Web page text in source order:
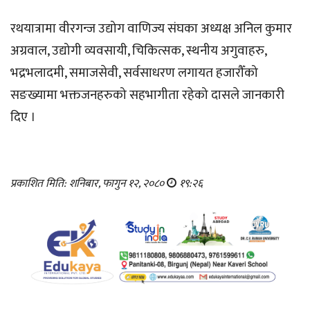
रथयात्रामा वीरगन्ज उद्योग वाणिज्य संघका अध्यक्ष अनिल कुमार
अग्रवाल, उद्योगी व्यवसायी, चिकित्सक, स्थनीय अगुवाहरु,
भद्रभलादमी, समाजसेवी, सर्वसाधरण लगायत हजारौँको
सङख्यामा भक्तजनहरुको सहभागीता रहेको दासले जानकारी
दिए ।
प्रकाशित मिति: शनिबार, फागुन १२, २०८० १९:२६